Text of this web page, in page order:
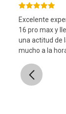
Previous
Excelente
16 pro max y
una actitud de
mucho a la